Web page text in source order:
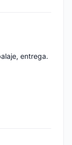
entrega.